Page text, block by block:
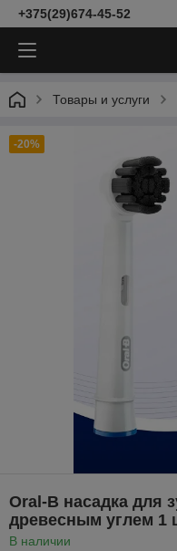
+375(29)674-45-52
Товары и услуги
-20%
Oral-B насадка для
древесным углем 1
В наличии